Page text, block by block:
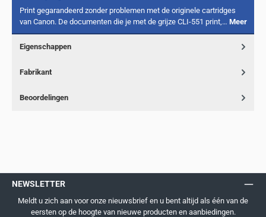
Print gegarandeerd zonder problemen met de originele cartridges
van Canon. De documenten die je met de grijze CLI-551 print,… Meer
Eigenschappen
Fabrikant
Beoordelingen
NEWSLETTER
Meldt u zich aan voor onze nieuwsbrief en u bent altijd als één van de
eersten op de hoogte van nieuwe producten en aanbiedingen.